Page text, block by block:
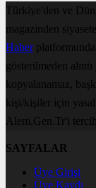
Türkiye'den ve
magazinden
Haber
gösterilmeden
kopyalanamaz,
kişi/kişiler için yasal
Alem.Gen.Tr'i
SAYFALAR
Üye Girişi
Üye Kaydı